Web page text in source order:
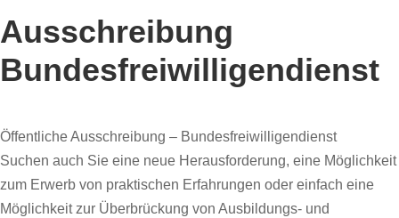
Ausschreibung
Bundesfreiwilligendienst
Öffentliche Ausschreibung – Bundesfreiwilligendienst
Suchen auch Sie eine neue Herausforderung, eine Möglichkeit
zum Erwerb von praktischen Erfahrungen oder einfach eine
Möglichkeit zur Überbrückung von Ausbildungs- und